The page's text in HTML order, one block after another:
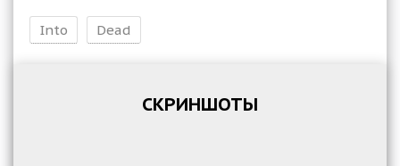
Into Dead
СКРИНШОТЫ